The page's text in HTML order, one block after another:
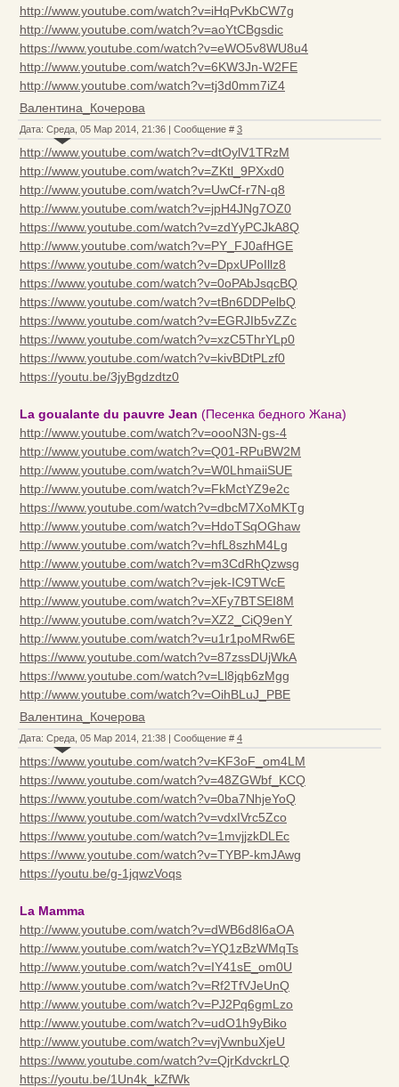
http://www.youtube.com/watch?v=iHqPvKbCW7g
http://www.youtube.com/watch?v=aoYtCBgsdic
https://www.youtube.com/watch?v=eWO5v8WU8u4
http://www.youtube.com/watch?v=6KW3Jn-W2FE
http://www.youtube.com/watch?v=tj3d0mm7iZ4
Валентина_Кочерова
Дата: Среда, 05 Мар 2014, 21:36 | Сообщение # 3
http://www.youtube.com/watch?v=dtOylV1TRzM
http://www.youtube.com/watch?v=ZKtl_9PXxd0
http://www.youtube.com/watch?v=UwCf-r7N-q8
http://www.youtube.com/watch?v=jpH4JNg7OZ0
https://www.youtube.com/watch?v=zdYyPCJkA8Q
http://www.youtube.com/watch?v=PY_FJ0afHGE
https://www.youtube.com/watch?v=DpxUPoIllz8
https://www.youtube.com/watch?v=0oPAbJsqcBQ
https://www.youtube.com/watch?v=tBn6DDPelbQ
https://www.youtube.com/watch?v=EGRJIb5vZZc
https://www.youtube.com/watch?v=xzC5ThrYLp0
https://www.youtube.com/watch?v=kivBDtPLzf0
https://youtu.be/3jyBgdzdtz0
La goualante du pauvre Jean (Песенка бедного Жана)
http://www.youtube.com/watch?v=oooN3N-gs-4
http://www.youtube.com/watch?v=Q01-RPuBW2M
http://www.youtube.com/watch?v=W0LhmaiiSUE
http://www.youtube.com/watch?v=FkMctYZ9e2c
https://www.youtube.com/watch?v=dbcM7XoMKTg
http://www.youtube.com/watch?v=HdoTSqOGhaw
http://www.youtube.com/watch?v=hfL8szhM4Lg
http://www.youtube.com/watch?v=m3CdRhQzwsg
http://www.youtube.com/watch?v=jek-IC9TWcE
http://www.youtube.com/watch?v=XFy7BTSEI8M
http://www.youtube.com/watch?v=XZ2_CiQ9enY
http://www.youtube.com/watch?v=u1r1poMRw6E
https://www.youtube.com/watch?v=87zssDUjWkA
https://www.youtube.com/watch?v=Ll8jqb6zMgg
http://www.youtube.com/watch?v=OihBLuJ_PBE
Валентина_Кочерова
Дата: Среда, 05 Мар 2014, 21:38 | Сообщение # 4
https://www.youtube.com/watch?v=KF3oF_om4LM
https://www.youtube.com/watch?v=48ZGWbf_KCQ
https://www.youtube.com/watch?v=0ba7NhjeYoQ
https://www.youtube.com/watch?v=vdxIVrc5Zco
https://www.youtube.com/watch?v=1mvjjzkDLEc
https://www.youtube.com/watch?v=TYBP-kmJAwg
https://youtu.be/g-1jqwzVoqs
La Mamma
http://www.youtube.com/watch?v=dWB6d8l6aOA
http://www.youtube.com/watch?v=YQ1zBzWMqTs
http://www.youtube.com/watch?v=IY41sE_om0U
http://www.youtube.com/watch?v=Rf2TfVJeUnQ
http://www.youtube.com/watch?v=PJ2Pq6gmLzo
http://www.youtube.com/watch?v=udO1h9yBiko
http://www.youtube.com/watch?v=vjVwnbuXjeU
https://www.youtube.com/watch?v=QjrKdvckrLQ
https://youtu.be/1Un4k_kZfWk